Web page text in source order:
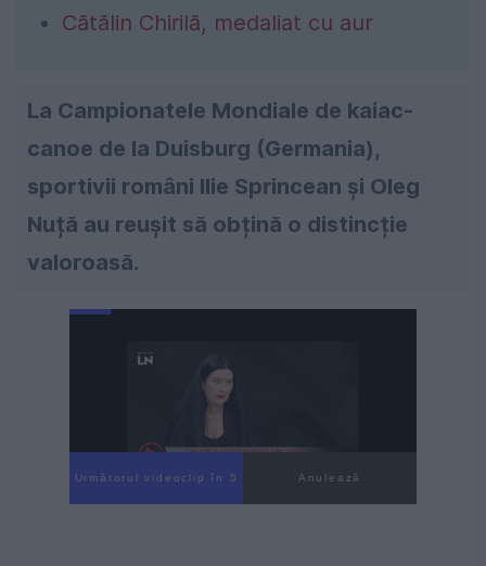
Cătălin Chirilă, medaliat cu aur
La Campionatele Mondiale de kaiac-
canoe de la Duisburg (Germania),
sportivii români Ilie Sprincean și Oleg
Nuță au reușit să obțină o distincție
valoroasă.
Următorul videoclip în 4 Anulează